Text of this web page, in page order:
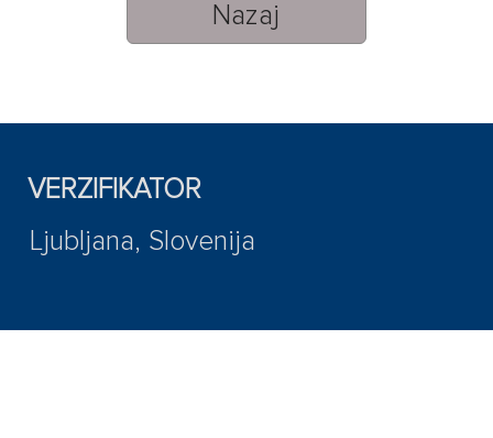
Nazaj
VERZIFIKATOR
Ljubljana, Slovenija